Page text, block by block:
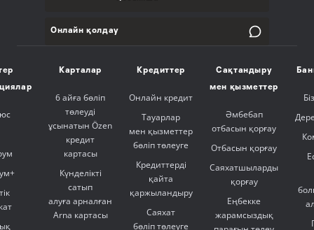
Онлайн қолдау
Карталар
6 айға бөліп
төлеуді
ұсынатын Özen
кредит
картасы
Күнделікті
сатып
алуға арналған
Arna картасы
Кредиттер
Онлайн кредит
Тауарлар
мен қызметтер
бөліп төлеуге
Кредиттерді
қайта
қаржыландыру
Саяхат
бөліп төлеуге
Сақтандыру
мен қызметтер
Әмбебап
отбасын қорғау
Отбасын қорғау
Саяхатшыларды
қорғау
Еңбекке
жарамсыздық